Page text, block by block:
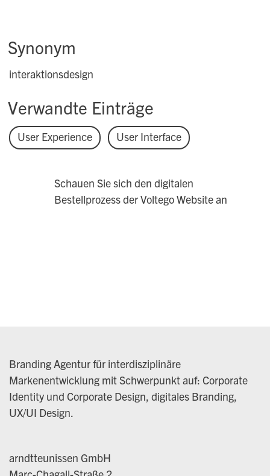
Synonym
interaktionsdesign
Verwandte Einträge
User Experience User Interface
Schauen Sie sich den digitalen
Bestellprozess der Voltego Website an
Branding Agentur für interdisziplinäre
Markenentwicklung mit Schwerpunkt auf: Corporate
Identity und Corporate Design, digitales Branding,
UX/UI Design.
arndtteunissen GmbH